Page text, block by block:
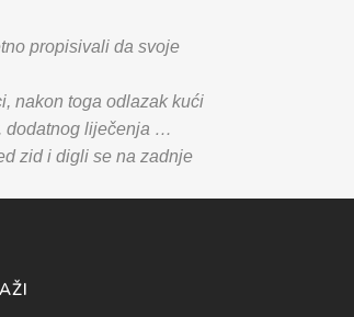
propisivali da svoje
nakon toga odlazak kući
dodatnog liječenja …
zid i digli se na zadnje